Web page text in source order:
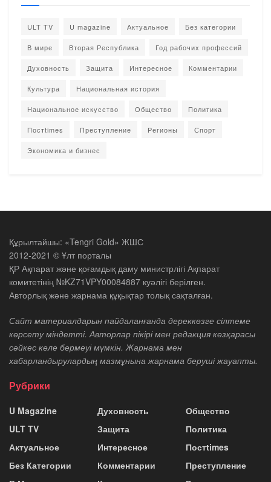
ULT TV U magazine Актуальное Без категории
В мире Вторая Республика Год рабочих профессий
Духовность Защита Интересное Комментарии
Культура Национальная история
Национальное искусство Общество Политика
Постtimes Преступление Регионы Спорт
Экономика и бизнес
Құрылтайшы: «Tengri Gold» ЖШС
2012-2021 © Ұлт порталы
ҚР Ақпарат және қоғамдық даму министрлігі Ақпарат
комитетінің №KZ71VPY00084887 куәлігі берілген.
Авторлық және жарнама құқықтар толық сақталған.
Сайт материалдарын пайдаланғанда дереккөзге сілтеме
көрсету міндетті. Авторлар пікірі мен редакция көзқарасы
сәйкес келе бермеуі мүмкін. Жарнама мен
хабарландырулардың мазмұнына жарнама беруші жауапты.
Рубрики
U Magazine
ULT TV
Актуальное
Без Категории
Духовность
Защита
Интересное
Комментарии
Общество
Политика
Постtimes
Преступление